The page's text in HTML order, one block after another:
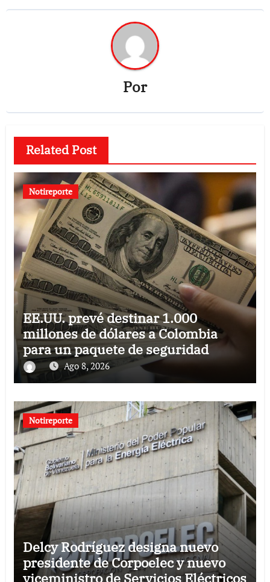
Por
Related Post
Notireporte
EE.UU. prevé destinar 1.000
millones de dólares a Colombia
para un paquete de seguridad
Ago 8, 2026
Notireporte
Delcy Rodríguez designa nuevo
presidente de Corpoelec y nuevo
viceministro de Servicios Eléctricos